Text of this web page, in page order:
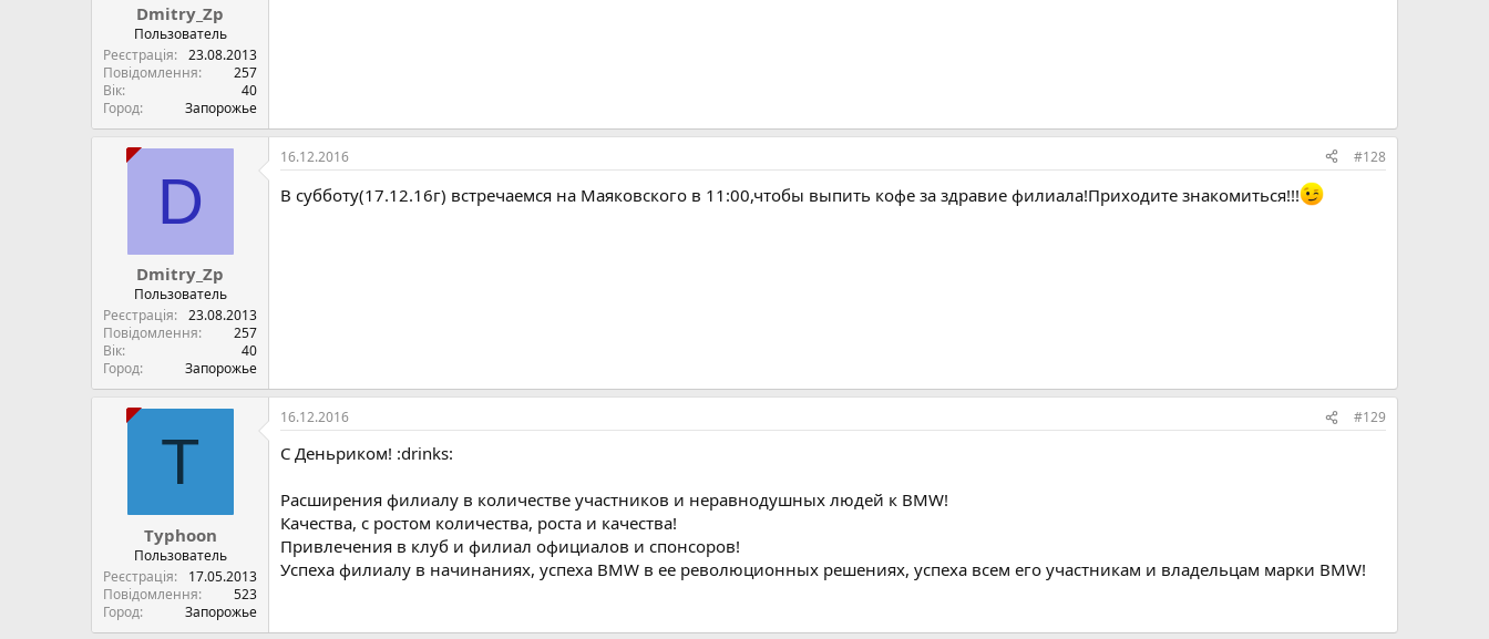
Dmitry_Zp
Пользователь
Реєстрація
23.08.2013
Повідомлення
257
Вік
40
Город
Запорожье
D
Dmitry_Zp
Пользователь
Реєстрація
23.08.2013
Повідомлення
257
Вік
40
Город
Запорожье
16.12.2016 #128
В субботу(17.12.16г) встречаемся на Маяковского в 11:00,чтобы выпить кофе за здравие филиала!Приходите знакомиться!!!
T
Typhoon
Пользователь
Реєстрація
17.05.2013
Повідомлення
523
Город
Запорожье
16.12.2016 #129
С Деньриком! :drinks:
Расширения филиалу в количестве участников и неравнодушных людей к BMW!
Качества, с ростом количества, роста и качества!
Привлечения в клуб и филиал официалов и спонсоров!
Успеха филиалу в начинаниях, успеха BMW в ее революционных решениях, успеха всем его участникам и владельцам марки BMW!